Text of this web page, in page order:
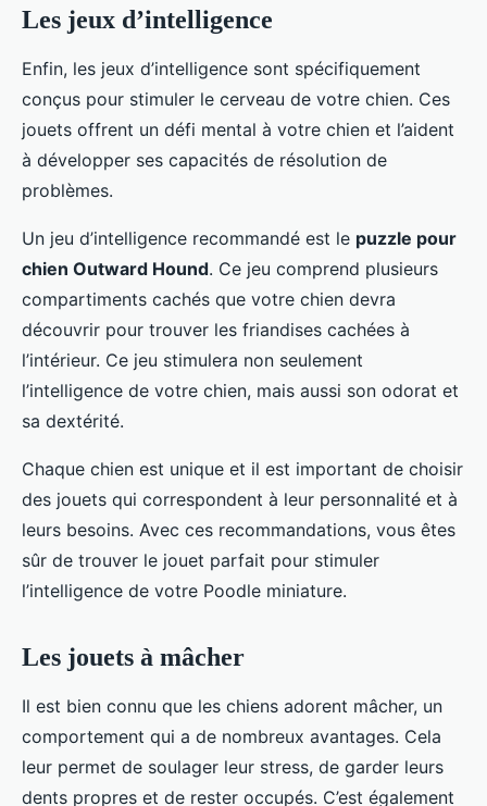
Les jeux d’intelligence
Enfin, les jeux d’intelligence sont spécifiquement
conçus pour stimuler le cerveau de votre chien. Ces
jouets offrent un défi mental à votre chien et l’aident
à développer ses capacités de résolution de
problèmes.
Un jeu d’intelligence recommandé est le puzzle pour
chien Outward Hound. Ce jeu comprend plusieurs
compartiments cachés que votre chien devra
découvrir pour trouver les friandises cachées à
l’intérieur. Ce jeu stimulera non seulement
l’intelligence de votre chien, mais aussi son odorat et
sa dextérité.
Chaque chien est unique et il est important de choisir
des jouets qui correspondent à leur personnalité et à
leurs besoins. Avec ces recommandations, vous êtes
sûr de trouver le jouet parfait pour stimuler
l’intelligence de votre Poodle miniature.
Les jouets à mâcher
Il est bien connu que les chiens adorent mâcher, un
comportement qui a de nombreux avantages. Cela
leur permet de soulager leur stress, de garder leurs
dents propres et de rester occupés. C’est également